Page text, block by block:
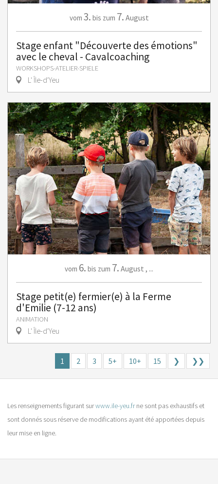
vom 3. bis zum 7. August
Stage enfant "Découverte des émotions"
avec le cheval - Cavalcoaching
WORKSHOPS-ATELIER-SPIELE
L' Île-d'Yeu
vom 6. bis zum 7. August , ...
Stage petit(e) fermier(e) à la Ferme
d'Emilie (7-12 ans)
ANIMATION
L' Île-d'Yeu
1 2 3 5+ 10+ 15 ❯ ❯❯
Les renseignements figurant surwww.ile-yeu.frne sont pas exhaustifs et
sont donnés sous réserve de modifications ayant été apportées depuis
leur mise en ligne.